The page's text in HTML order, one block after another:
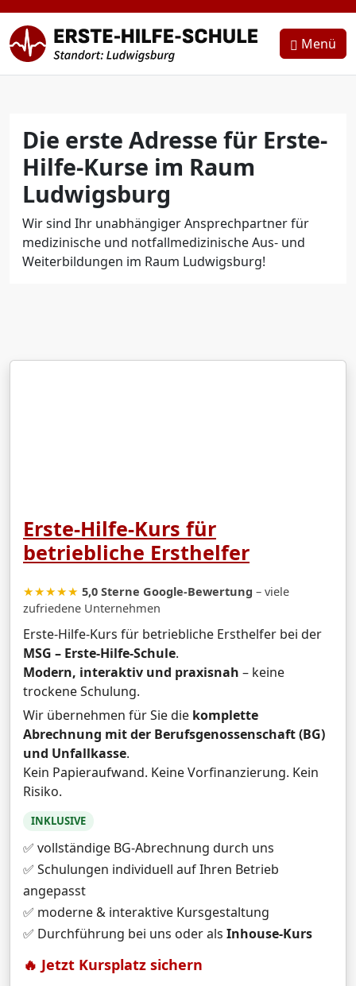
Zum Inhalt springen
{{bs5.template.a18y.jump_to_content}}
Menü
Die erste Adresse für Erste-
Hilfe-Kurse im Raum
Ludwigsburg
Wir sind Ihr unabhängiger Ansprechpartner für
medizinische und notfallmedizinische Aus- und
Weiterbildungen im Raum Ludwigsburg!
Erste-Hilfe-Kurs für
betriebliche Ersthelfer
★★★★★ 5,0 Sterne Google-Bewertung – viele
zufriedene Unternehmen
Erste-Hilfe-Kurs für betriebliche Ersthelfer bei der
MSG – Erste-Hilfe-Schule.
Modern, interaktiv und praxisnah – keine
trockene Schulung.
Wir übernehmen für Sie die komplette
Abrechnung mit der Berufsgenossenschaft (BG)
und Unfallkasse.
Kein Papieraufwand. Keine Vorfinanzierung. Kein
Risiko.
INKLUSIVE
✅ vollständige BG-Abrechnung durch uns
✅ Schulungen individuell auf Ihren Betrieb
angepasst
✅ moderne & interaktive Kursgestaltung
✅ Durchführung bei uns oder als Inhouse-Kurs
🔥 Jetzt Kursplatz sichern